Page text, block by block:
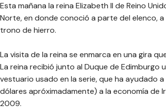
Esta mañana la reina Elizabeth II de Reino
Norte, en donde conoció a parte del elenco,
trono de hierro.
La visita de la reina se enmarca en una gira
La reina recibió junto al Duque de Edimburgo
vestuario usado en la serie, que ha ayudado
dólares apróximadamente) a la economía de
2009.